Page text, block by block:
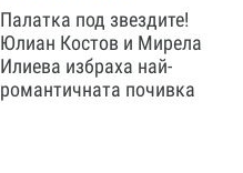
Палатка под звездите!
Юлиан Костов и Мирела
Илиева избраха най-
романтичната почивка